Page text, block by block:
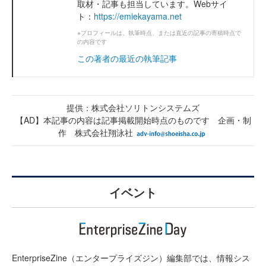
取材・記事も担当しています。Webサイ
ト： https://emiekayama.net
※プロフィールは、執筆時点、または直近の記事の寄稿時点で
の内容です
この著者の最近の執筆記事
提供：株式会社ソリトンシステムズ
【AD】本記事の内容は記事掲載開始時点のものです 企画・制
作 株式会社翔泳社
イベント
EnterpriseZine（エンタープライズジン）編集部では、情報シス